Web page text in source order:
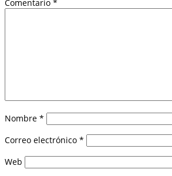
Comentario *
Nombre *
Correo electrónico *
Web